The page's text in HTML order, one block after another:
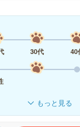
30代 40
もっと見る